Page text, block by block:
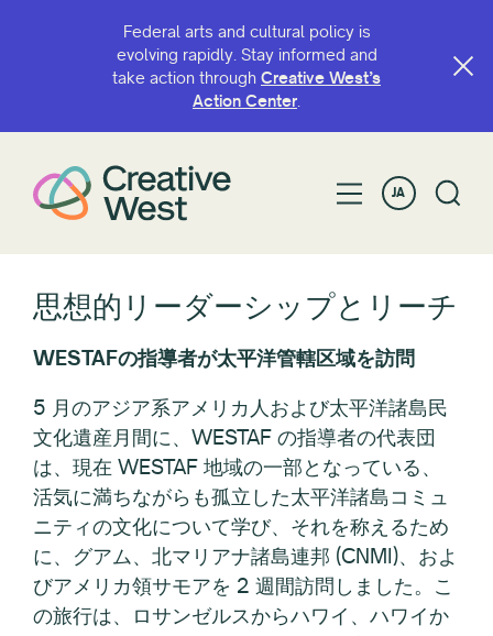
Federal arts and cultural policy is
evolving rapidly. Stay informed and
take action through Creative West’s
Action Center.
JA
思想的リーダーシップとリーチ
WESTAFの指導者が太平洋管轄区域を訪問
5 月のアジア系アメリカ人および太平洋諸島民
文化遺産月間に、WESTAF の指導者の代表団
は、現在 WESTAF 地域の一部となっている、
活気に満ちながらも孤立した太平洋諸島コミュ
ニティの文化について学び、それを称えるため
に、グアム、北マリアナ諸島連邦 (CNMI)、およ
びアメリカ領サモアを 2 週間訪問しました。こ
の旅行は、ロサンゼルスからハワイ、ハワイか